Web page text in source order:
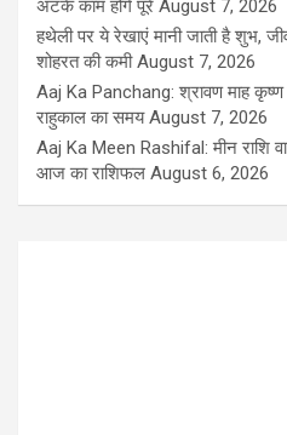
अटके काम होंगे पूरे August 7, 2026
हथेली पर ये रेखाएं मानी जाती है शुभ,
शोहरत की कमी August 7, 2026
Aaj Ka Panchang: श्रावण माह कृष्ण
राहुकाल का समय August 7, 2026
Aaj Ka Meen Rashifal: मीन राशि
आज का राशिफल August 6, 2026